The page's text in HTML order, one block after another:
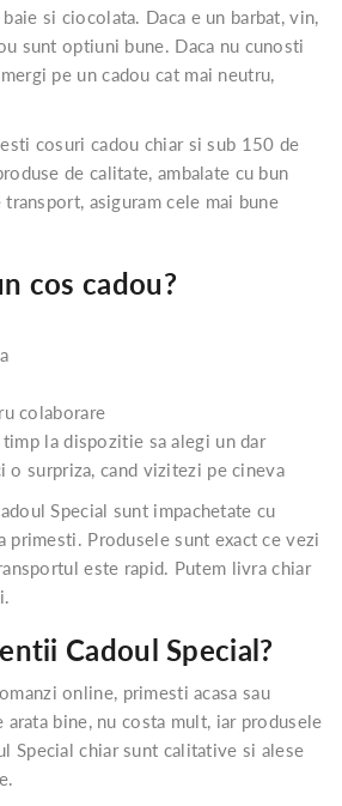
si ciocolata. Daca e un barbat, vin,
sunt optiuni bune. Daca nu cunosti
pe un cadou cat mai neutru,
cosuri cadou chiar si sub 150 de
de calitate, ambalate cu bun
asiguram cele mai bune
cos cadou?
colaborare
la dispozitie sa alegi un dar
o surpriza, cand vizitezi pe cineva
Special sunt impachetate cu
primesti. Produsele sunt exact ce vezi
este rapid. Putem livra chiar
Cadoul Special?
online, primesti acasa sau
bine, nu costa mult, iar produsele
Special chiar sunt calitative si alese